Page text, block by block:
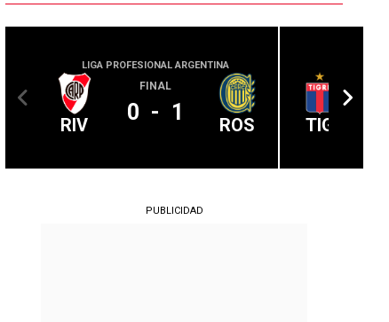
LIGA PROFESIONAL ARGENTINA
RIV
FINAL
0 - 1 ROS TIG
PUBLICIDAD